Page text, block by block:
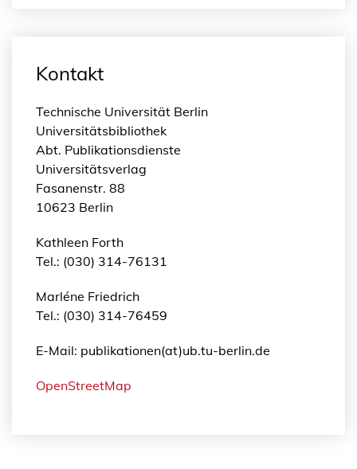
Kontakt
Technische Universität Berlin
Universitätsbibliothek
Abt. Publikationsdienste
Universitätsverlag
Fasanenstr. 88
10623 Berlin
Kathleen Forth
Tel.: (030) 314-76131
Marléne Friedrich
Tel.: (030) 314-76459
E-Mail: publikationen(at)ub.tu-berlin.de
OpenStreetMap